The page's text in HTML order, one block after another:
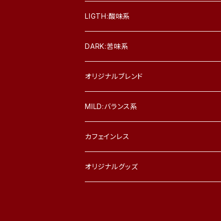
LIGTH:酸味系
DARK:苦味系
オリジナルブレンド
MILD:バランス系
カフェインレス
オリジナルグッズ